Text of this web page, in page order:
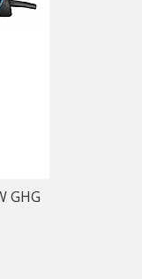
GHG